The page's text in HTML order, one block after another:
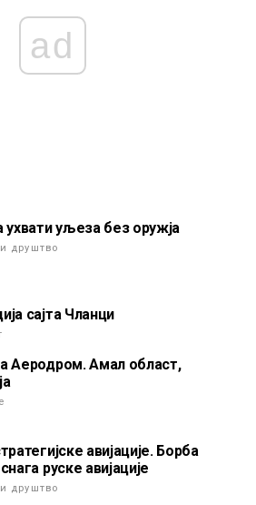
ad
ухвати уљеза без оружја
друштво
сајта Чланци
Аеродром. Амал област,
авијације. Борба
руске авијације
друштво